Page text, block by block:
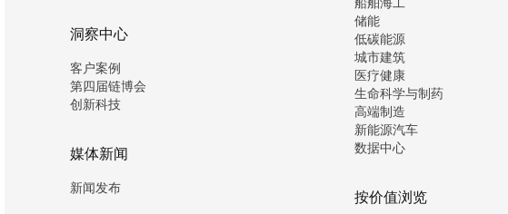
洞察中心
客户案例
第四届链博会
创新科技
媒体新闻
新闻发布
储能
低碳能源
城市建筑
医疗健康
生命科学与制药
高端制造
新能源汽车
数据中心
按价值浏览